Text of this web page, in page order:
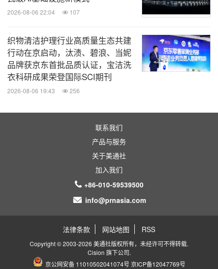
2026-08-06 22:04 107
织物清洁护理行业高质量生态共建
行动在京启动，汰渍、碧浪、当妮
品牌获京东首批品质认证，宝洁洗
衣科研成果荣登国际SCI期刊
2026-08-06 19:43 256
联系我们
产品与服务
关于美通社
加入我们
+86-010-59539500
info@prnasia.com
法律条款 网站地图 RSS
Copyright © 2003-2026 美通社版权所有，未经许可不得转载.
Cision 旗下公司.
京公网安备 11010502041074号 京ICP备12047769号